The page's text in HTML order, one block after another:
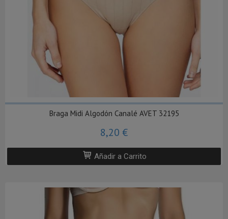
Braga Midi Algodón Canalé AVET 32195
8,20 €
Añadir a Carrito